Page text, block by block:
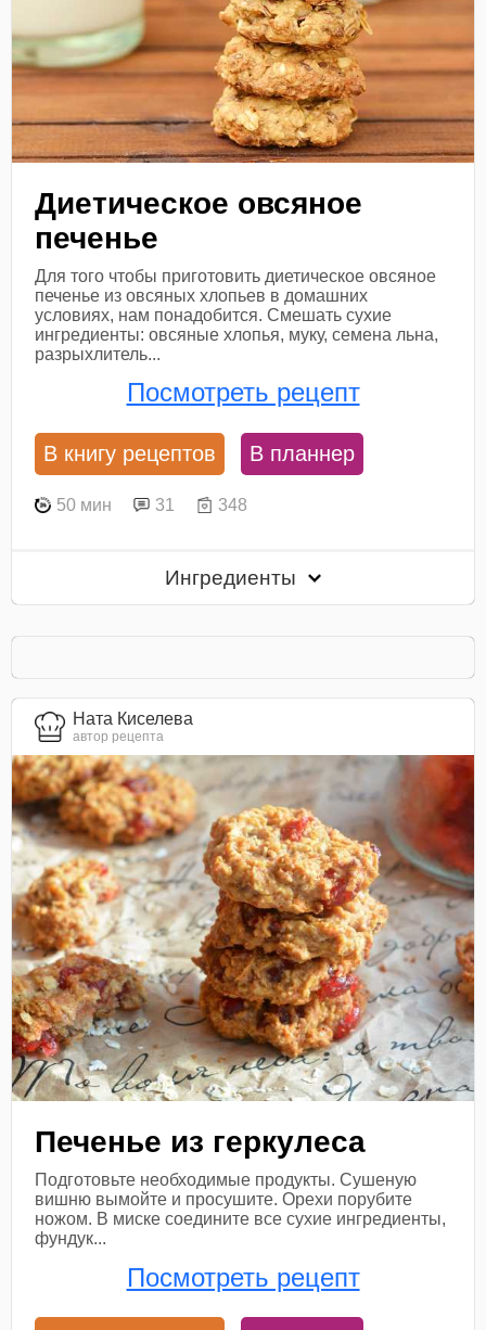
Диетическое овсяное
печенье
Для того чтобы приготовить диетическое овсяное
печенье из овсяных хлопьев в домашних
условиях, нам понадобится. Смешать сухие
ингредиенты: овсяные хлопья, муку, семена льна,
разрыхлитель...
Посмотреть рецепт
В книгу рецептов В планнер
50 мин 31 348
Ингредиенты
Ната Киселева
автор рецепта
Печенье из геркулеса
Подготовьте необходимые продукты. Сушеную
вишню вымойте и просушите. Орехи порубите
ножом. В миске соедините все сухие ингредиенты,
фундук...
Посмотреть рецепт